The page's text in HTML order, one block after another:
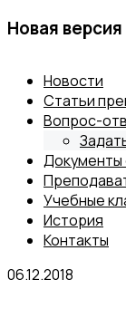
Новая
Новости
Статьи
Вопрос-
Документы
Учебные
История
Контакты
06.12.2018